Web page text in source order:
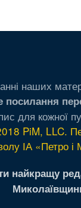
наших
посилання
для кожної
PiM, LLC.
ІА «Петро і
найкращу